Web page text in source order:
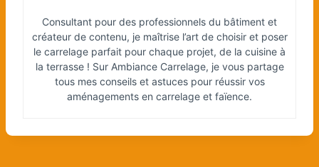
Consultant pour des professionnels du bâtiment et
créateur de contenu, je maîtrise l’art de choisir et poser
le carrelage parfait pour chaque projet, de la cuisine à
la terrasse ! Sur Ambiance Carrelage, je vous partage
tous mes conseils et astuces pour réussir vos
aménagements en carrelage et faïence.